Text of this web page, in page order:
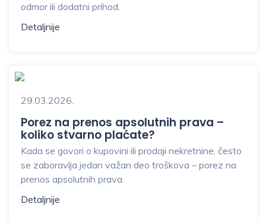
odmor ili dodatni prihod.
Detaljnije
29.03.2026.
Porez na prenos apsolutnih prava –
koliko stvarno plaćate?
Kada se govori o kupovini ili prodaji nekretnine, često
se zaboravlja jedan važan deo troškova – porez na
prenos apsolutnih prava.
Detaljnije